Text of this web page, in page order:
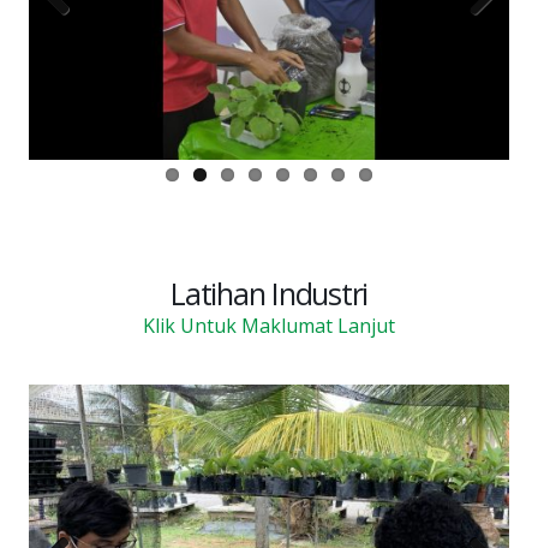
Latihan Industri
Klik Untuk Maklumat Lanjut